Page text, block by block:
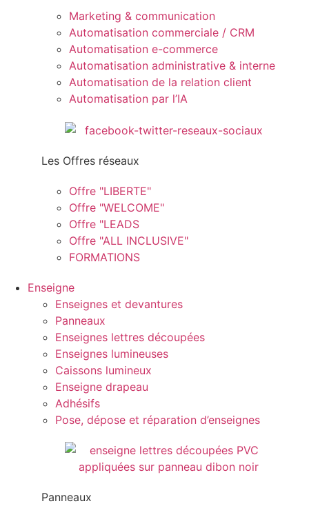
Marketing & communication
Automatisation commerciale / CRM
Automatisation e-commerce
Automatisation administrative & interne
Automatisation de la relation client
Automatisation par l’IA
Les Offres réseaux
Offre "LIBERTE"
Offre "WELCOME"
Offre "LEADS
Offre "ALL INCLUSIVE"
FORMATIONS
Enseigne
Enseignes et devantures
Panneaux
Enseignes lettres découpées
Enseignes lumineuses
Caissons lumineux
Enseigne drapeau
Adhésifs
Pose, dépose et réparation d’enseignes
Panneaux